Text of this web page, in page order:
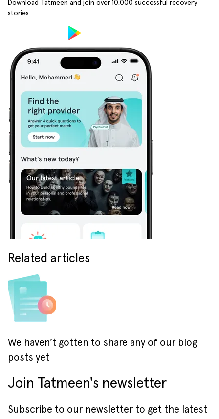
Download Tatmeen and join over 10,000 successful recovery
stories
Related articles
We haven’t gotten to share any of our blog
posts yet
Join Tatmeen's newsletter
Subscribe to our newsletter to get the latest